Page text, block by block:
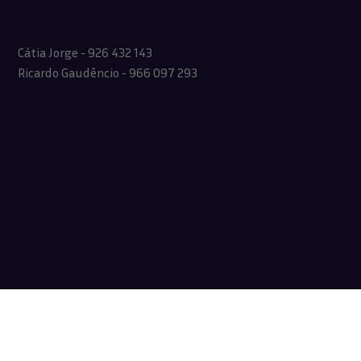
Cátia Jorge - 926 432 143
Ricardo Gaudêncio - 966 097 293